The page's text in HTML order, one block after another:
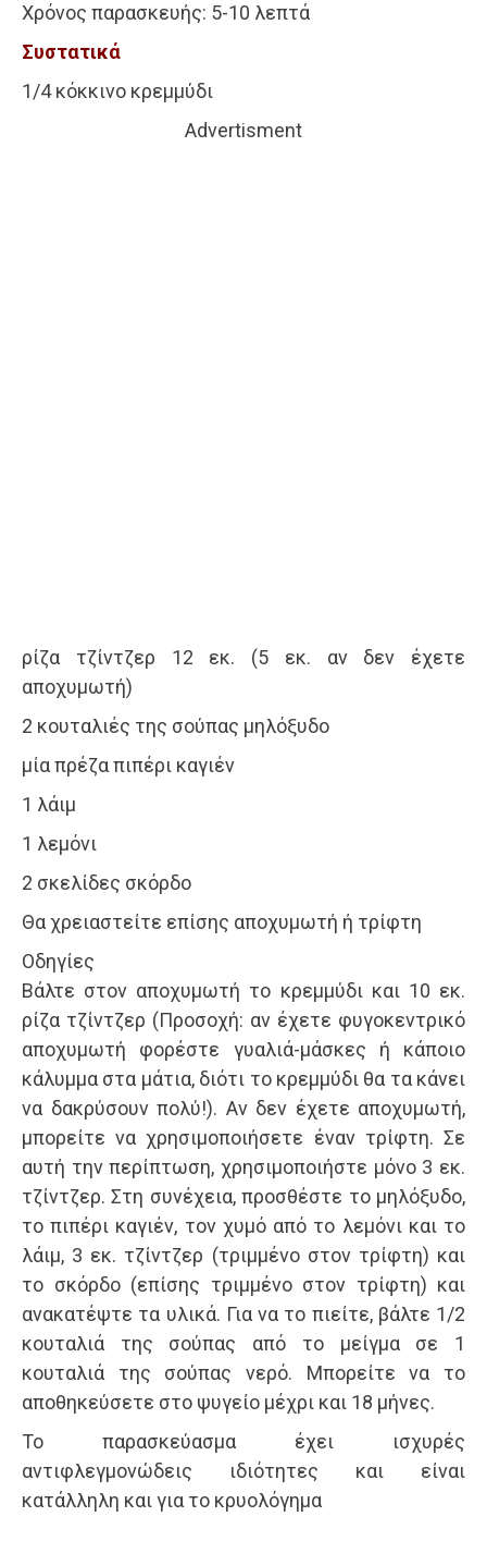
Χρόνος παρασκευής: 5-10 λεπτά
Συστατικά
1/4 κόκκινο κρεμμύδι
Advertisment
ρίζα τζίντζερ 12 εκ. (5 εκ. αν δεν έχετε
αποχυμωτή)
2 κουταλιές της σούπας μηλόξυδο
μία πρέζα πιπέρι καγιέν
1 λάιμ
1 λεμόνι
2 σκελίδες σκόρδο
Θα χρειαστείτε επίσης αποχυμωτή ή τρίφτη
Οδηγίες
Βάλτε στον αποχυμωτή το κρεμμύδι και 10 εκ.
ρίζα τζίντζερ (Προσοχή: αν έχετε φυγοκεντρικό
αποχυμωτή φορέστε γυαλιά-μάσκες ή κάποιο
κάλυμμα στα μάτια, διότι το κρεμμύδι θα τα κάνει
να δακρύσουν πολύ!). Αν δεν έχετε αποχυμωτή,
μπορείτε να χρησιμοποιήσετε έναν τρίφτη. Σε
αυτή την περίπτωση, χρησιμοποιήστε μόνο 3 εκ.
τζίντζερ. Στη συνέχεια, προσθέστε το μηλόξυδο,
το πιπέρι καγιέν, τον χυμό από το λεμόνι και το
λάιμ, 3 εκ. τζίντζερ (τριμμένο στον τρίφτη) και
το σκόρδο (επίσης τριμμένο στον τρίφτη) και
ανακατέψτε τα υλικά. Για να το πιείτε, βάλτε 1/2
κουταλιά της σούπας από το μείγμα σε 1
κουταλιά της σούπας νερό. Μπορείτε να το
αποθηκεύσετε στο ψυγείο μέχρι και 18 μήνες.
Το παρασκεύασμα έχει ισχυρές
αντιφλεγμονώδεις ιδιότητες και είναι
κατάλληλη και για το κρυολόγημα